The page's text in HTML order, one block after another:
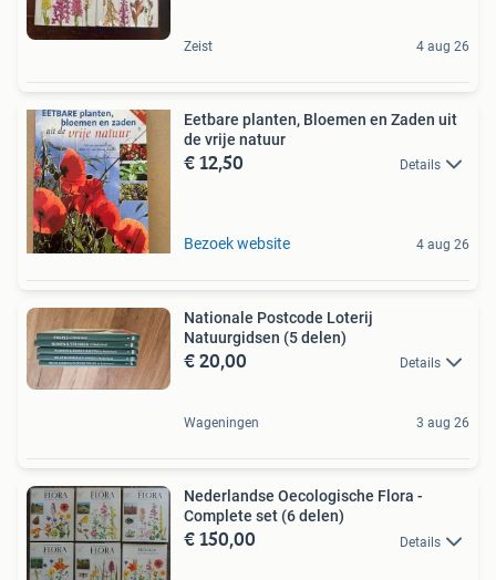
Zeist 4 aug 26
Eetbare planten, Bloemen en Zaden uit
de vrije natuur
€ 12,50 Details
Bezoek website 4 aug 26
Nationale Postcode Loterij
Natuurgidsen (5 delen)
€ 20,00 Details
Wageningen 3 aug 26
Nederlandse Oecologische Flora -
Complete set (6 delen)
€ 150,00 Details